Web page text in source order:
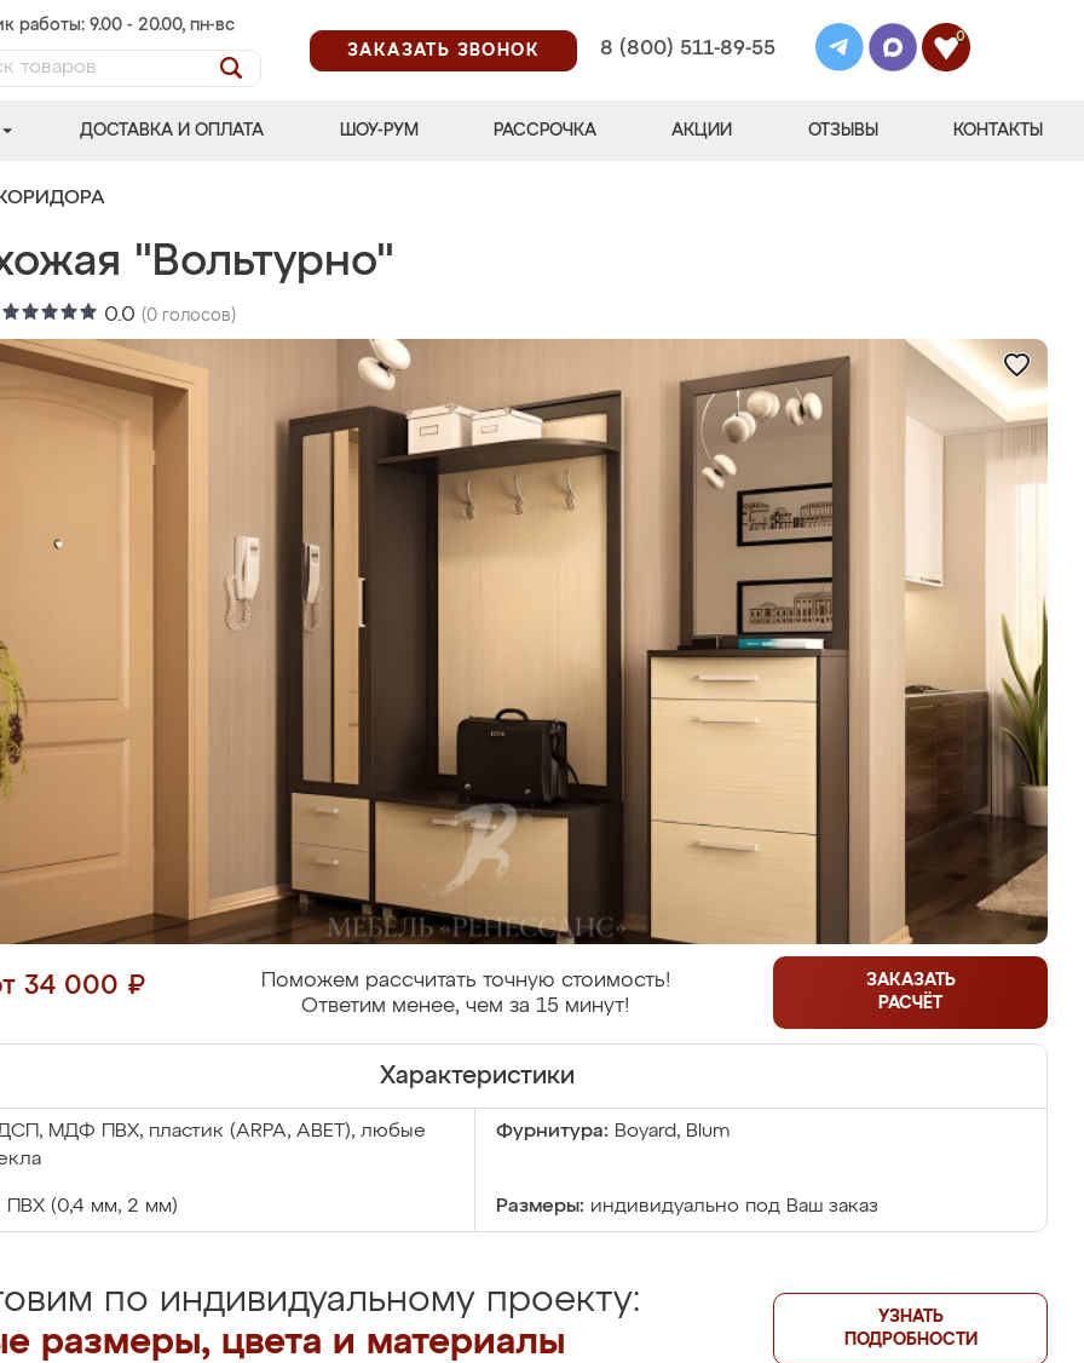
работы: 9.00 - 20.00, пн-вс
ЗАКАЗАТЬ ЗВОНОК
8 (800) 511-89-55
0
ДОСТАВКА И ОПЛАТА ШОУ-РУМ РАССРОЧКА АКЦИИ ОТЗЫВЫ КОНТАКТЫ
"Вольтурно"
0.0 (0 голосов)
34 000 ₽
Поможем рассчитать точную стоимость!
Ответим менее, чем за 15 минут!
ЗАКАЗАТЬ
РАСЧЁТ
Характеристики
МДФ ПВХ, пластик (ARPA, ABET), любые
Фурнитура: Boyard, Blum
ПВХ (0,4 мм, 2 мм) Размеры: индивидуально под Ваш заказ
по индивидуальному проекту:
размеры, цвета и материалы
УЗНАТЬ
ПОДРОБНОСТИ